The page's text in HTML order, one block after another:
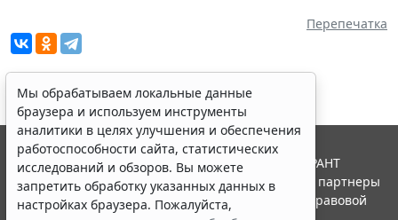
Перепечатка
Мы обрабатываем локальные данные
браузера и используем инструменты
аналитики в целях улучшения и обеспечения
работоспособности сайта, статистических
исследований и обзоров. Вы можете
запретить обработку указанных данных в
настройках браузера. Пожалуйста,
© ООО "НПП "ГАРАНТ-СЕРВИС", 2026. Система ГАРАНТ
выпускается с 1990 года. Компания "Гарант" и ее партнеры
являются участниками Российской ассоциации правовой